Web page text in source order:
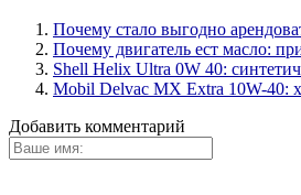
Почему стало выгодно
Почему двигатель ест масло:
Shell Helix Ultra 0W 40:
Mobil Delvac MX Extra 10W-40:
Добавить комментарий